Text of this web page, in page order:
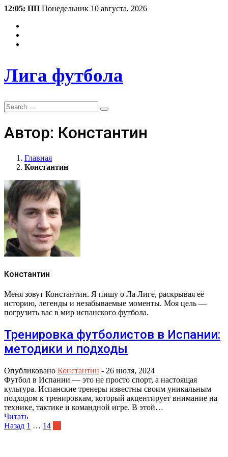
12:05: ПП Понедельник 10 августа, 2026
Лига футбола
Search
Автор: Константин
Главная
Константин
Константин
Меня зовут Константин. Я пишу о Ла Лиге, раскрывая её
историю, легенды и незабываемые моменты. Моя цель —
погрузить вас в мир испанского футбола.
Тренировка футболистов в Испании:
методики и подходы
Опубликовано Константин - 26 июля, 2024
Футбол в Испании — это не просто спорт, а настоящая
культура. Испанские тренеры известны своим уникальным
подходом к тренировкам, который акцентирует внимание на
технике, тактике и командной игре. В этой…
Читать
Пагинация
Назад 1 … 14